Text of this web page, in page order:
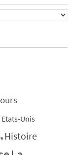
Etats-Unis
Histoire